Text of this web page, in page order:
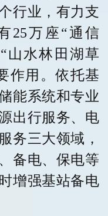
行业，有力支
25万座“通信
山水林田湖草
作用。依托基
能系统和专业
出行服务、电
务三大领域，
备电、保电等
增强基站备电